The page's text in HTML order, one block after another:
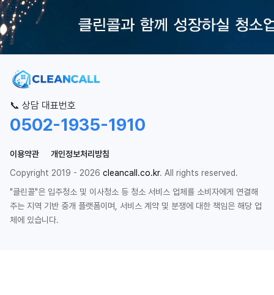
📞 상담 대표번호
0502-1935-1910
이용약관
개인정보처리방침
Copyright 2019 - 2026 cleancall.co.kr. All rights reserved.
"클린콜"은 입주청소 및 이사청소 등 청소 서비스 업체를 소비자에게 연결해
주는 지역 기반 중개 플랫폼이며, 서비스 계약 및 분쟁에 대한 책임은 해당 업
체에 있습니다.